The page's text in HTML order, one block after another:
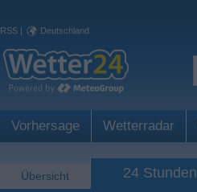
RSS | Deutschland
Vorhersage Wetterradar
Übersicht 24 Stunden